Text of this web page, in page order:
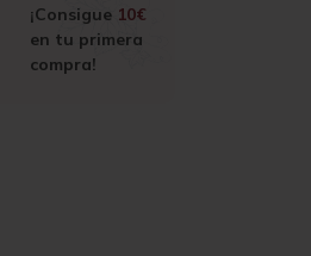
¡Consigue 10€
en tu primera
compra!